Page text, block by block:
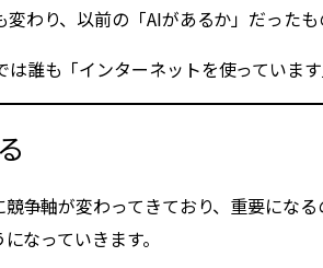
わり、以前の「AIがあるか」だった
誰も「インターネットを使っていま
争軸が変わってきており、重要にな
なっていきます。